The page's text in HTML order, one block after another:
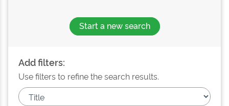
Start a new search
Add filters:
Use filters to refine the search results.